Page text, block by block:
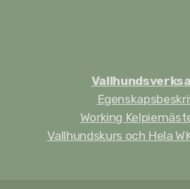
Working
Vallhundskurs och Hela